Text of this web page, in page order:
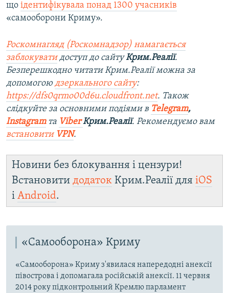
що ідентифікувала понад 1300 учасників
«самооборони Криму».
Роскомнагляд (Роскомнадзор) намагається
заблокуватидоступ до сайтуКрим.Реалії.
Безперешкодно читати Крим.Реалії можна за
допомогою дзеркального сайту:
https://dfs0qrmo00d6u.cloudfront.net. Також
слідкуйте за основними подіями в Telegram,
Instagramта ViberКрим.Реалії. Рекомендуємо вам
встановити VPN.
Новини без блокування і цензури!
Встановити додаток Крим.Реалії для iOS
і Android.
«Самооборона» Криму
«Самооборона» Криму з'явилася напередодні анексії
півострова і допомагала російській анексії. 11 червня
2014 року підконтрольний Кремлю парламент